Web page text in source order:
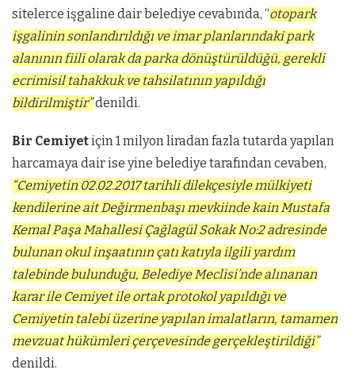
sitelerce işgaline dair belediye cevabında, “otopark
işgalinin sonlandırıldığı ve imar planlarındaki park
alanının fiili olarak da parka dönüştürüldüğü, gerekli
ecrimisil tahakkuk ve tahsilatının yapıldığı
bildirilmiştir”denildi.
Bir Cemiyetiçin 1 milyon liradan fazla tutarda yapılan
harcamaya dair ise yine belediye tarafından cevaben,
“Cemiyetin 02.02.2017 tarihli dilekçesiyle mülkiyeti
kendilerine ait Değirmenbaşı mevkiinde kain Mustafa
Kemal Paşa Mahallesi Çağlagül Sokak No:2 adresinde
bulunan okul inşaatının çatı katıyla ilgili yardım
talebinde bulunduğu, Belediye Meclisi’nde alınanan
karar ile Cemiyet ile ortak protokol yapıldığı ve
Cemiyetin talebi üzerine yapılan imalatların, tamamen
mevzuat hükümleri çerçevesinde gerçekleştirildiği”
denildi.